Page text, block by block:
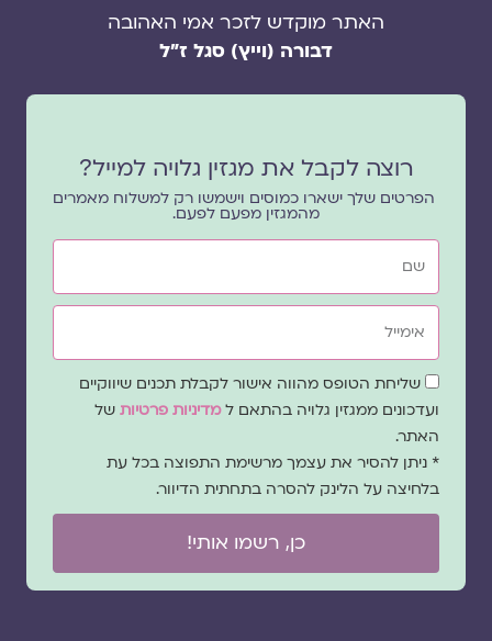
האתר מוקדש לזכר אמי האהובה
דבורה (וייץ) סגל ז"ל
רוצה לקבל את מגזין גלויה למייל?
הפרטים שלך ישארו כמוסים וישמשו רק למשלוח מאמרים
מהמגזין מפעם לפעם.
שם
אימייל
שדה
הסכמה
שליחת הטופס מהווה אישור לקבלת תכנים שיווקיים
ועדכונים ממגזין גלויה בהתאם ל מדיניות פרטיותשל
האתר.
* ניתן להסיר את עצמך מרשימת התפוצה בכל עת
בלחיצה על הלינק להסרה בתחתית הדיוור.
כן, רשמו אותי!